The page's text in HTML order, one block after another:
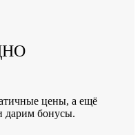
цены, а ещё
дарим бонусы.